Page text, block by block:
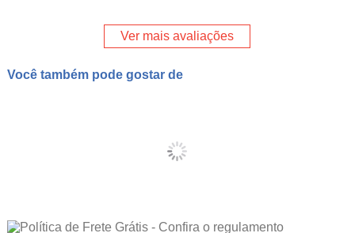
Ver mais avaliações
Você também pode gostar de